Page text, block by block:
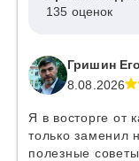
135 оценок
Гришин
8.08.2026
Я в восторге от
только заменил
полезные